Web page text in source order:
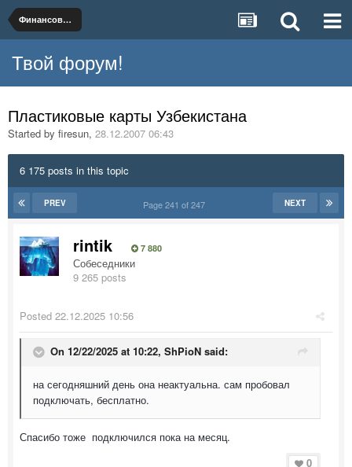
Финансовые услуги и продукты
Твой форум!
Пластиковые карты Узбекистана
Started by firesun, 28.12.2007 06:43
6 175 posts in this topic
PREV NEXT
Page 241 of 247
rintik 7 880
Собеседники
9 265 posts
Posted 22.12.2025 10:56
On 12/22/2025 at 10:22, ShPioN said:
на сегодняшний день она неактуальна. сам пробовал
подключать, бесплатно.
Спасибо тоже подключился пока на месяц.
0